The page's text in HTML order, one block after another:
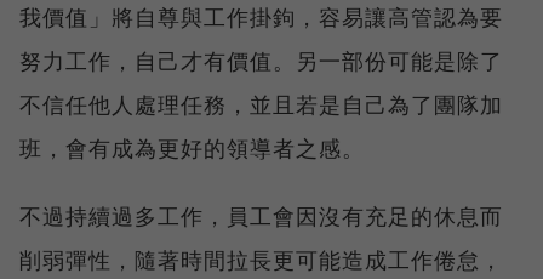
我價值」將自尊與工作掛鉤，容易讓高管認為要
努力工作，自己才有價值。另一部份可能是除了
不信任他人處理任務，並且若是自己為了團隊加
班，會有成為更好的領導者之感。
不過持續過多工作，員工會因沒有充足的休息而
削弱彈性，隨著時間拉長更可能造成工作倦怠，